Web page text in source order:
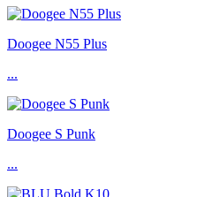
Doogee N55 Plus
...
Doogee S Punk
...